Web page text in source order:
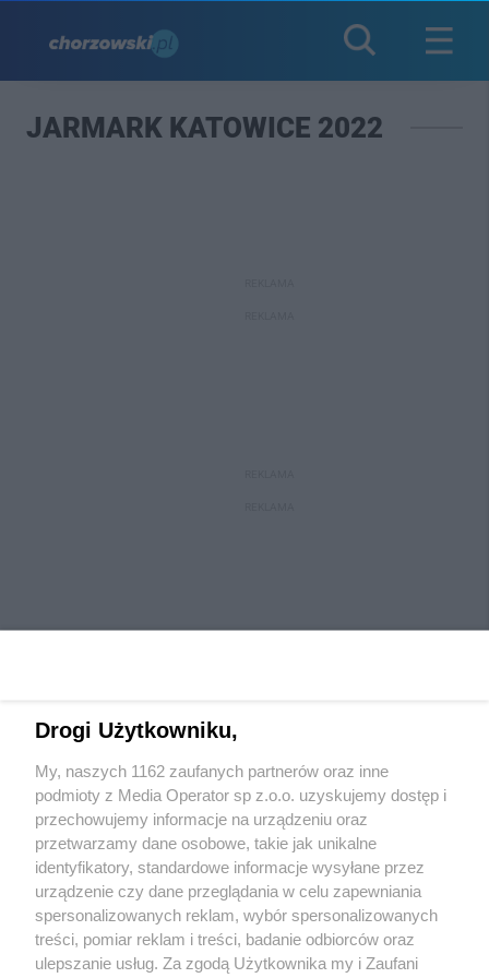
JARMARK KATOWICE 2022
Wydawca mediówlokalnych
Nie zapomnij
zapoznać się z:
polityką prywatności regulamin korzystania z portali
Twojemiasto Skontaktuj się z nami
Drogi Użytkowniku,
My, naszych 1162 zaufanych partnerów oraz inne
podmioty z Media Operator sp z.o.o. uzyskujemy dostęp i
przechowujemy informacje na urządzeniu oraz
przetwarzamy dane osobowe, takie jak unikalne
identyfikatory, standardowe informacje wysyłane przez
urządzenie czy dane przeglądania w celu zapewniania
spersonalizowanych reklam, wybór spersonalizowanych
treści, pomiar reklam i treści, badanie odbiorców oraz
ulepszanie usług. Za zgodą Użytkownika my i Zaufani